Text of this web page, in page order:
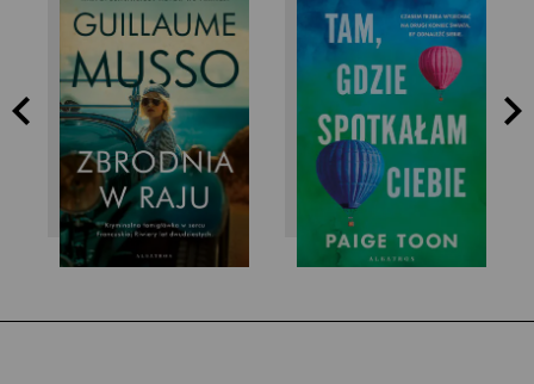
Guillaume Musso
Paige Toon